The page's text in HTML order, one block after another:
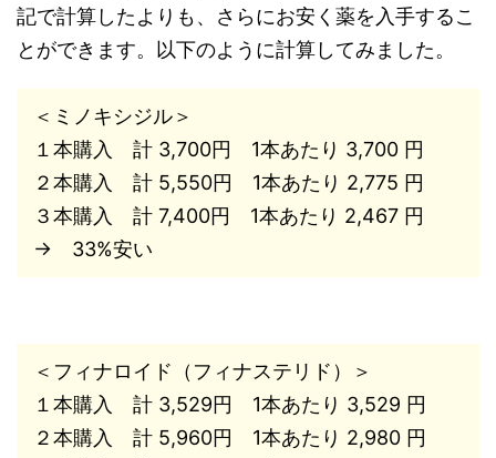
記で計算したよりも、さらにお安く薬を入手するこ
とができます。以下のように計算してみました。
＜ミノキシジル＞
１本購入 計 3,700円 1本あたり 3,700 円
２本購入 計 5,550円 1本あたり 2,775 円
３本購入 計 7,400円 1本あたり 2,467 円
→ 33%安い
＜フィナロイド（フィナステリド）＞
１本購入 計 3,529円 1本あたり 3,529 円
２本購入 計 5,960円 1本あたり 2,980 円